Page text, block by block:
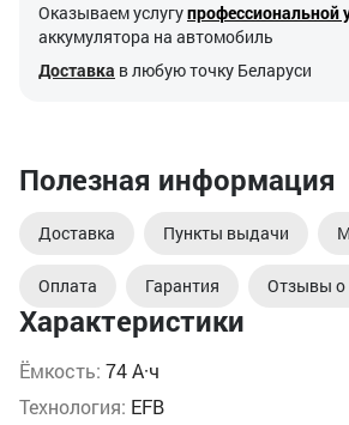
Характеристики
Ёмкость: 74 А·ч
Технология: EFB
Оказываем услугупрофессиональной
аккумулятора на автомобиль
Доставка в любую точку Беларуси
Полезная информация
Доставка Пункты выдачи
Оплата Гарантия Отзывы о